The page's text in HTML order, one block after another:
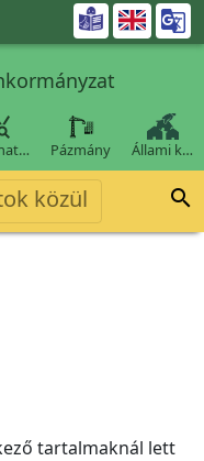

Pázmány Állami k…
közül 
tartalmaknál lett